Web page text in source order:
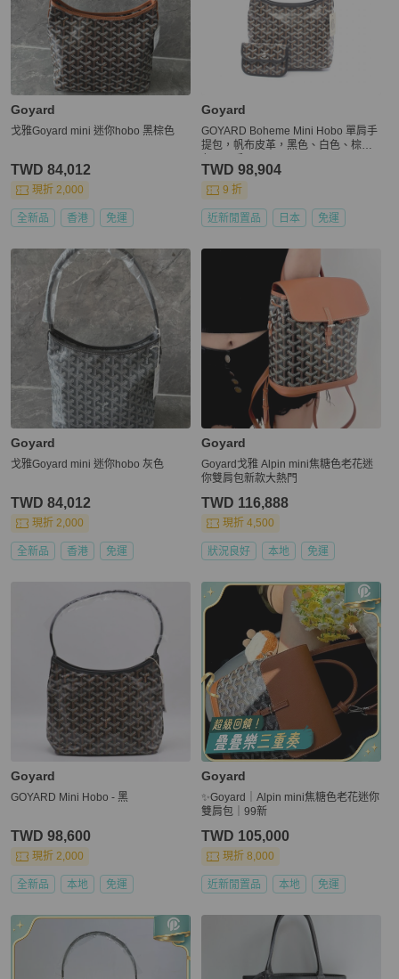
Goyard
戈雅Goyard mini 迷你hobo 黑棕色
TWD 84,012
現折 2,000
全新品 香港 免運
Goyard
GOYARD Boheme Mini Hobo 單肩手
提包，帆布皮革，黑色、白色、棕
TWD 98,904
9 折
近新閒置品 日本 免運
Goyard
戈雅Goyard mini 迷你hobo 灰色
TWD 84,012
現折 2,000
全新品 香港 免運
Goyard
Goyard戈雅 Alpin mini焦糖色老花迷
你雙肩包新款大熱門
TWD 116,888
現折 4,500
狀況良好 本地 免運
Goyard
GOYARD Mini Hobo - 黑
TWD 98,600
現折 2,000
全新品 本地 免運
Goyard
✨Goyard｜Alpin mini焦糖色老花迷你
雙肩包｜99新
TWD 105,000
現折 8,000
近新閒置品 本地 免運